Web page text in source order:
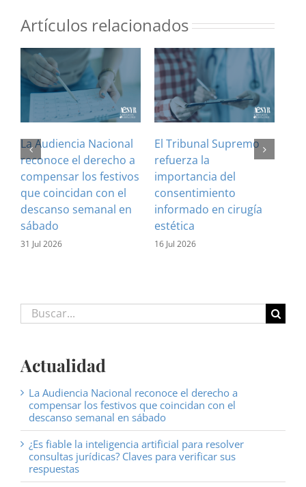
Artículos relacionados
La Audiencia Nacional
reconoce el derecho a
compensar los festivos
que coincidan con el
descanso semanal en
sábado
31 Jul 2026
El Tribunal Supremo
refuerza la
importancia del
consentimiento
informado en cirugía
estética
16 Jul 2026
Buscar:
Actualidad
La Audiencia Nacional reconoce el derecho a
compensar los festivos que coincidan con el
descanso semanal en sábado
¿Es fiable la inteligencia artificial para resolver
consultas jurídicas? Claves para verificar sus
respuestas